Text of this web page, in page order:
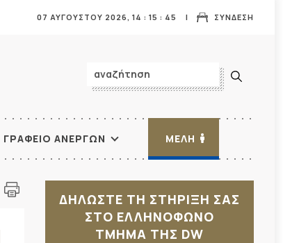
ΣΥΝΔΕΣΗ
07 ΑΥΓΟΥΣΤΟΥ 2026, 14 : 15 : 46
ΓΡΑΦΕΙΟ ΑΝΕΡΓΩΝ ΜΕΛΗ
ΔΗΛΩΣΤΕ ΤΗ ΣΤΗΡΙΞΗ ΣΑΣ
ΣΤΟ ΕΛΛΗΝΟΦΩΝΟ
ΤΜΗΜΑ ΤΗΣ DW